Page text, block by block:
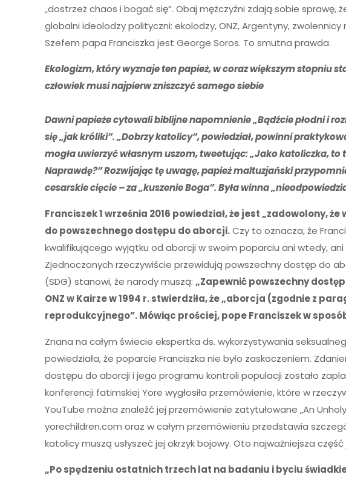
„dostrzeż chaos i bogać się”. Obaj mężczyźni zdają sobie
globalni ideolodzy polityczni: ekolodzy, ONZ, Argentyny,
Szefem papa Franciszka jest George Soros. To smutna prawda.
Ekologizm, który wyznaje ten papież, w coraz większym stopniu
człowiek musi najpierw zniszczyć samego siebie
Dawni papieże cytowali biblijne napomnienie „Bądźcie płodni i
się „jak króliki”. „Dobrzy katolicy”, powiedział, powinni
mogła uwierzyć własnym uszom, tweetując: „Jako katoliczka, to
Naprawdę?” Rozwijając tę uwagę, papież maltuzjański
cesarskie cięcie – za „kuszenie Boga”. Była winna
Franciszek 1 września 2016 powiedział, że jest „zadowolony,
do powszechnego dostępu do aborcji.Czy to oznacza, że
kwalifikującego wyjątku od aborcji w swoim poparciu ani wtedy,
Zjednoczonych rzeczywiście przewidują powszechny dostęp do
(SDG) stanowi, że narody muszą: „Zapewnić powszechny
ONZ w Kairze w 1994 r. stwierdziła, że „aborcja (zgodnie z
reprodukcyjnego”. Mówiąc prościej, pope Franciszek w
Znana na całym świecie ekspertka ds. wykorzystywania
powiedziała, że poparcie Franciszka nie było zaskoczeniem.
dostępu do aborcji i jego programu kontroli populacji zostało
konferencji fatimskiej Yore wygłosiła przemówienie, które w
YouTube można znaleźć jej przemówienie zatytułowane „An
yorechildren.com oraz w całym przemówieniu przedstawia
katolicy muszą usłyszeć jej okrzyk bojowy. Oto najważniejsza
„Po spędzeniu ostatnich trzech lat na badaniu i byciu